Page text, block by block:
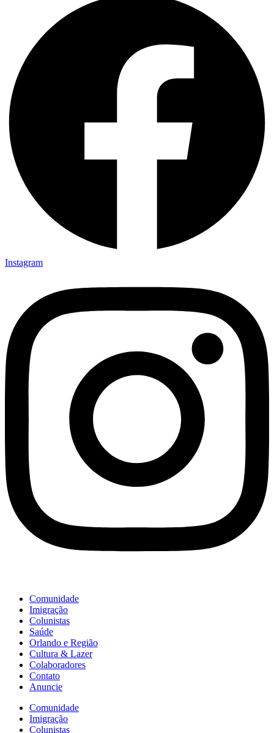
Instagram
Comunidade
Imigração
Colunistas
Saúde
Orlando e Região
Cultura & Lazer
Colaboradores
Contato
Anuncie
Comunidade
Imigração
Colunistas